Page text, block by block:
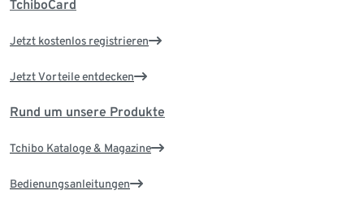
TchiboCard
Jetzt kostenlos registrieren
Jetzt Vorteile entdecken
Rund um unsere Produkte
Tchibo Kataloge & Magazine
Bedienungsanleitungen